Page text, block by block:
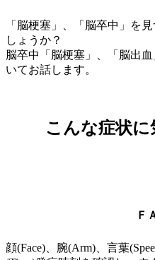
「脳梗塞」、「脳卒中」を
しょうか？
脳卒中「脳梗塞」、「脳出
いてお話します。
こんな症状に
Ｆ
顔(Face)、腕(Arm)、言葉